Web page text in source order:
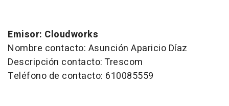
Emisor: Cloudworks
Nombre contacto: Asunción Aparicio Díaz
Descripción contacto: Trescom
Teléfono de contacto: 610085559